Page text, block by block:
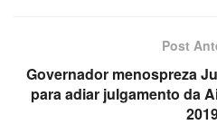
Post
Governador menospreza
para adiar julgamento da